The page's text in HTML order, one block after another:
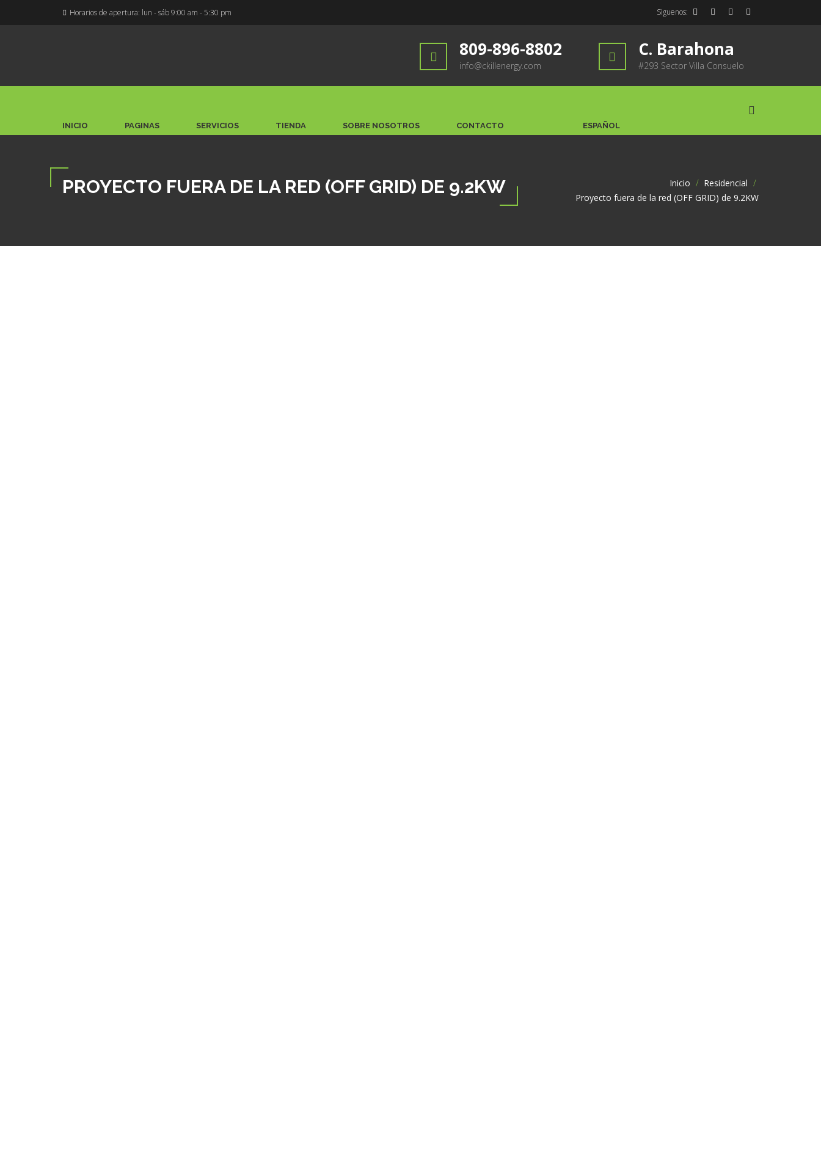
Horarios de apertura: lun - sáb 9:00 am - 5:30 pm Siguenos:
809-896-8802
info@ckillenergy.com
C. Barahona
#293 Sector Villa Consuelo
INICIO PAGINAS SERVICIOS TIENDA SOBRE NOSOTROS CONTACTO ESPAÑOL
PROYECTO FUERA DE LA RED (OFF GRID) DE 9.2KW Inicio Residencial
Proyecto fuera de la red (OFF GRID) de 9.2KW